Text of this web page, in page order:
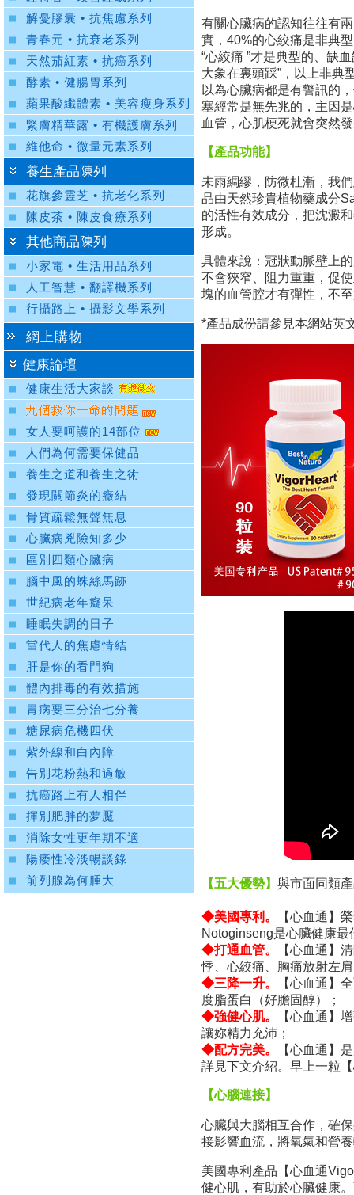
有關心臟病的認知往往有
實，40%的心絞痛是非典
“心絞痛 ”才是典型的、缺
大象在裏頭踩”，以上非典
以為心臟病都是有警訊的
塞經常是無先兆的，主因
血管，心肌梗死就會突然
【產品功能】
未雨綢繆，防微杜漸，我
品由天然珍貴植物藥成分
的活性有效成分，把沈澱
形成。
具體來說：冠狀動脈壁上
不會狹窄、阻力重重，促
塊的血管腔才有彈性，不
*產品成份請參見本網站英
【五大優勢】 與市面同類
◆美國專利。
【心血通】
Notoginseng是心臟健康最
◆打通血管。
【心血通】
悸、心絞痛、胸痛放射左
◆三降一升。
【心血通】
度脂蛋白（好膽固醇）；
◆強健心肌。
【心血通】
讓妳精力充沛；
◆配方完美。
【心血通】
詳見下文介紹。早上一粒
【心腦連接】
心臟與大腦相互合作，確
接影響血流，將氧氣和營
美國專利產品【心血通
健心肌，有助於心臟健康
解憂膠囊 • 抗焦慮系列
青春元 • 抗衰老系列
天然茄紅素 • 抗癌系列
酵素 • 健腸胃系列
蘋果酸纖體素 • 美容瘦身系列
緊膚精華露 • 有機護膚系列
維他命 • 微量元素系列
養生產品陳列
花旗參靈芝 • 抗老化系列
陳皮茶 • 陳皮食療系列
其他商品陳列
小家電 • 生活用品系列
人工智慧 • 翻譯機系列
行攝路上 • 攝影文學系列
網上購物
健康論壇
健康生活大家談
女人要呵護的14部位
人們為何需要保健品
養生之道和養生之術
發現關節炎的癥結
骨質疏鬆無聲無息
心臟病兇險知多少
區別四類心臟病
腦中風的蛛絲馬跡
世紀病老年癡呆
睡眠失調的日子
當代人的焦慮情結
肝是你的看門狗
體內排毒的有效措施
胃病要三分治七分養
糖尿病危機四伏
紫外線和白內障
告別花粉熱和過敏
抗癌路上有人相伴
揮別肥胖的夢魘
消除女性更年期不適
陽痿性冷淡暢談錄
前列腺為何腫大